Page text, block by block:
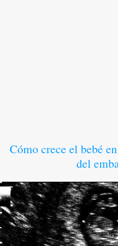
Cómo crece el bebé
del